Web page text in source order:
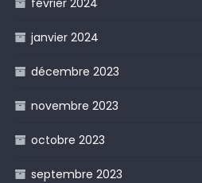
février 2024
janvier 2024
décembre 2023
novembre 2023
octobre 2023
septembre 2023